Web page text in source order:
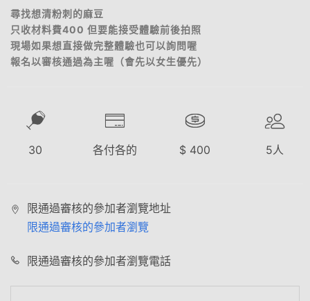
尋找想清粉刺的麻豆
只收材料費400 但要能接受體驗前後拍照
現場如果想直接做完整體驗也可以詢問喔
報名以審核通過為主喔（會先以女生優先）
30 各付各的 $ 400 5人
限通過審核的參加者瀏覽地址
限通過審核的參加者瀏覽
限通過審核的參加者瀏覽電話